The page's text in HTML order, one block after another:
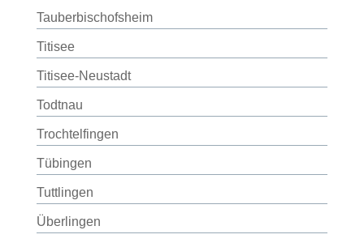
Tauberbischofsheim
Titisee
Titisee-Neustadt
Todtnau
Trochtelfingen
Tübingen
Tuttlingen
Überlingen